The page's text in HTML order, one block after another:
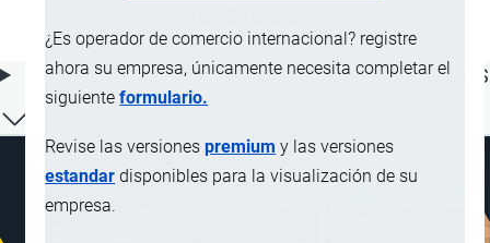
¿Es operador de comercio internacional? registre
ahora su empresa, únicamente necesita completar el
siguienteformulario.
Revise las versionespremium y las versiones
estandar disponibles para la visualización de su
empresa.
ÍNDICE DE CONTENIDOS